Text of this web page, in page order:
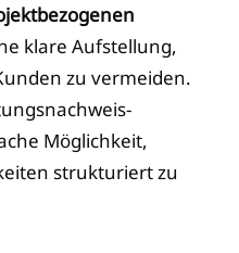
klare Aufstellung,
zu vermeiden.
Möglichkeit,
strukturiert zu